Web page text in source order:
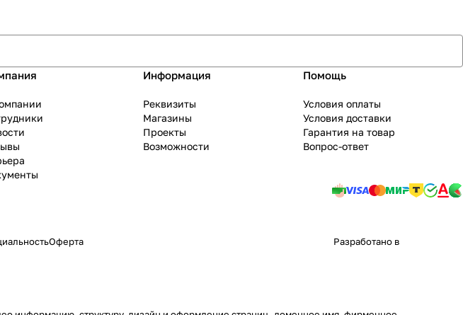
Информация
Реквизиты
Магазины
Проекты
Возможности
Помощь
Условия оплаты
Условия доставки
Гарантия на товар
Вопрос-ответ
Оферта Разработано в